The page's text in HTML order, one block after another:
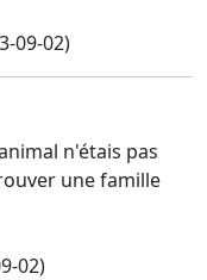
09-02)
n'étais pas
une famille
02)